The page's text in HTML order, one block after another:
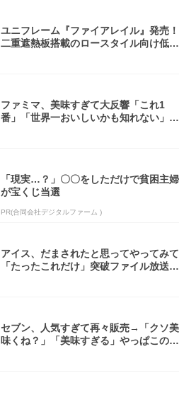
ユニフレーム『ファイアレイル』発売！
二重遮熱板搭載のロースタイル向け低型
ファミマ、美味すぎて大反響「これ1
番」「世界一おいしいかも知れない」
「現実…？」〇〇をしただけで貧困主婦
が宝くじ当選
PR(合同会社デジタルファーム )
アイス、だまされたと思ってやってみて
「たったこれだけ」突破ファイル放送で
セブン、人気すぎて再々販売→「クソ美
味くね？」「美味すぎる」やっぱこのク